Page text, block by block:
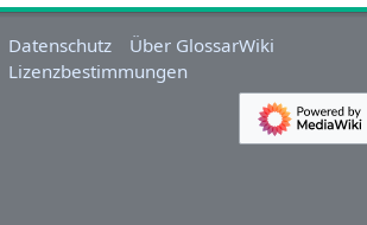
Datenschutz
Über GlossarWiki
Lizenzbestimmungen